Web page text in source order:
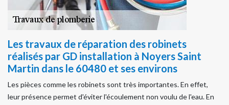
Les travaux de réparation des robinets
réalisés par GD installation à Noyers Saint
Martin dans le 60480 et ses environs
Les pièces comme les robinets sont très importantes. En effet,
leur présence permet d'éviter l'écoulement non voulu de l'eau. En